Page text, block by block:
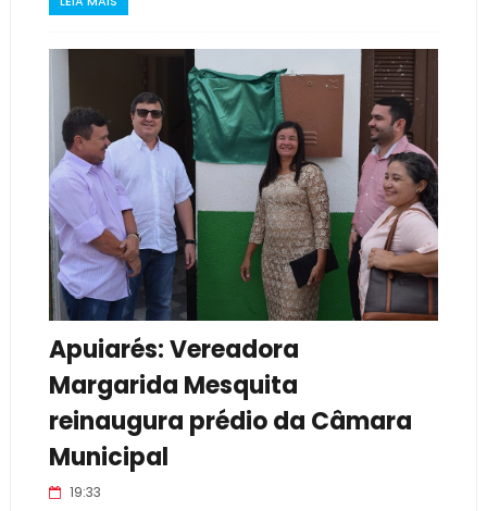
Apuiarés: Vereadora
Margarida Mesquita
reinaugura prédio da Câmara
Municipal
19:33